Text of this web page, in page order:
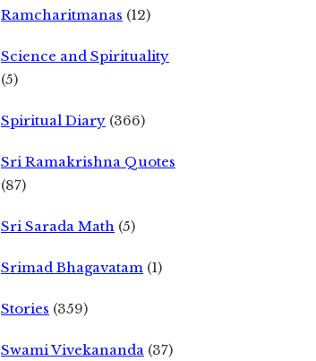
Ramcharitmanas (12)
Science and Spirituality
(5)
Spiritual Diary (366)
Sri Ramakrishna Quotes
(87)
Sri Sarada Math (5)
Srimad Bhagavatam (1)
Stories (359)
Swami Vivekananda (37)